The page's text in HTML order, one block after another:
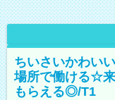
ちいさいかわい
場所で働ける☆
もらえる◎/T1